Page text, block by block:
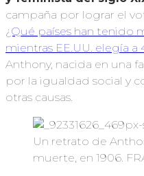
campaña por lograr el
¿Qué países han tenido
mientras EE.UU. elegía
Anthony, nacida en una
por la igualdad social y
otras causas.
Un retrato de
muerte, en 1906.